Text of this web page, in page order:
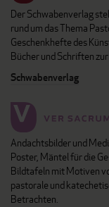
Der Schwabenverlag
rund um das Thema
Geschenkhefte des
Bücher und Schriften
Schwabenverlag
Andachtsbilder und
Poster, Mäntel für die
Bildtafeln mit Motiven
pastorale und
Betrachten.